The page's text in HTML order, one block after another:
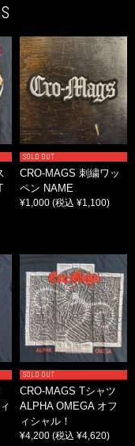
SOLD OUT
CRO-MAGS 刺繍ワッ
ペン NAME
¥1,000 (税込 ¥1,100)
SOLD OUT
CRO-MAGS Tシャツ
ALPHA OMEGA オフ
ィシャル！
¥4,200 (税込 ¥4,620)